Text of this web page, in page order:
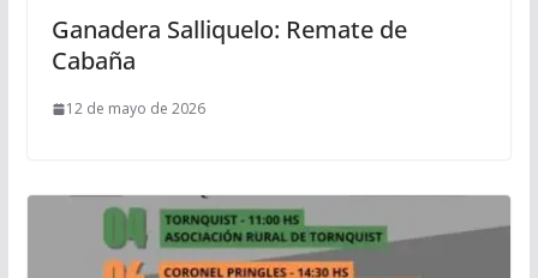
Ganadera Salliquelo: Remate de
Cabaña
12 de mayo de 2026